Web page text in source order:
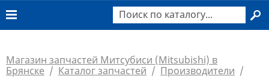
Магазин запчастей Митсубиси (Mitsubishi) в
Брянске / Каталог запчастей / Производители /